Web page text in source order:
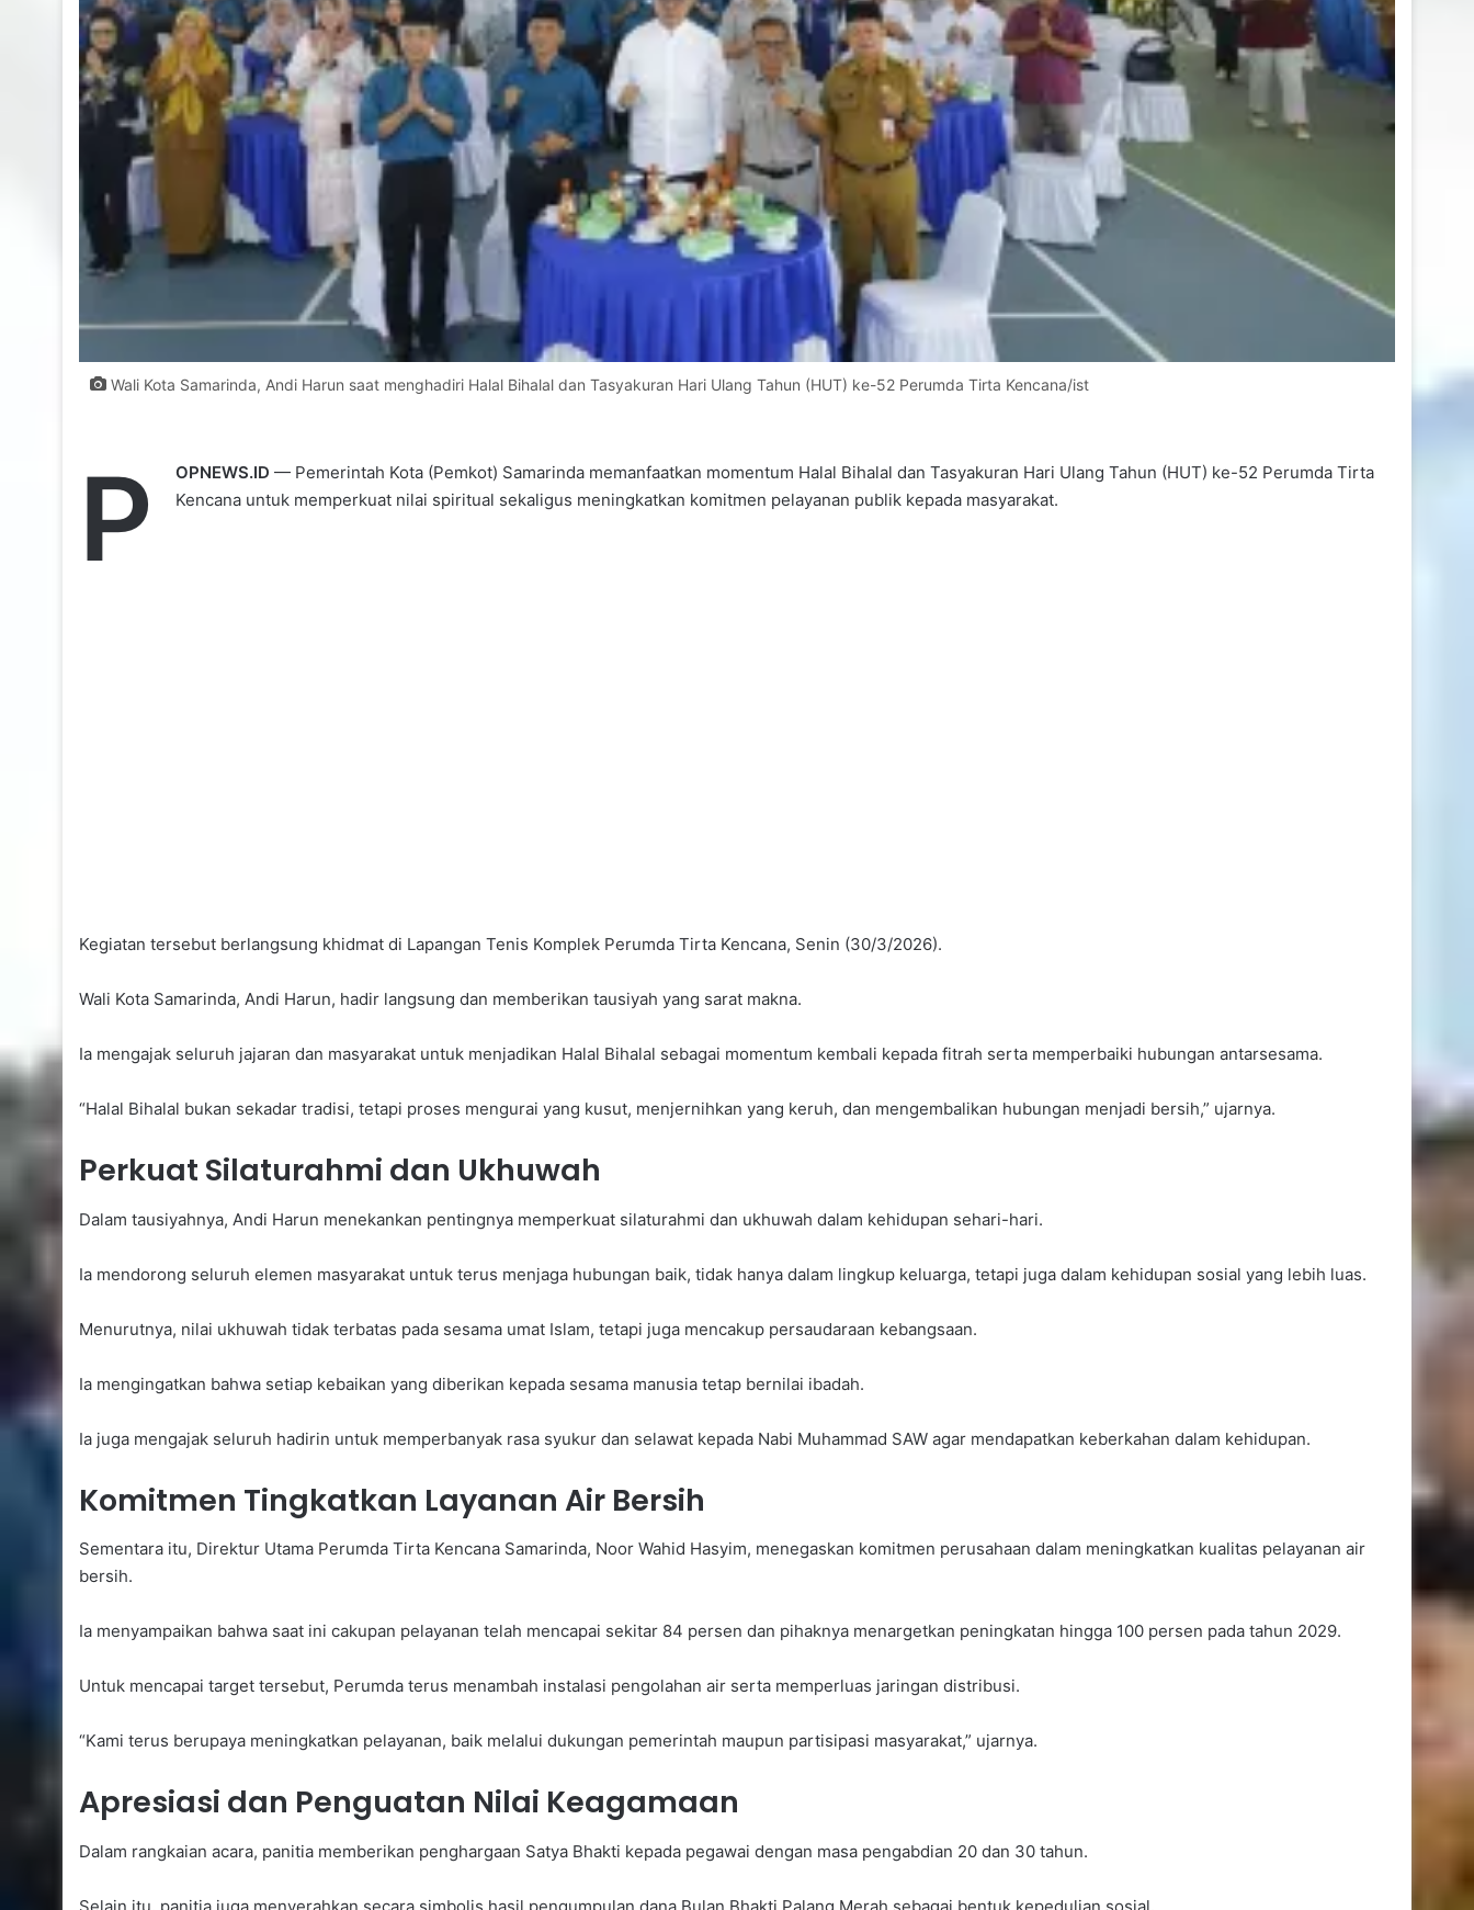
Wali Kota Samarinda, Andi Harun saat menghadiri Halal Bihalal dan Tasyakuran Hari Ulang Tahun (HUT) ke-52 Perumda Tirta Kencana/ist
P OPNEWS.ID — Pemerintah Kota (Pemkot) Samarinda memanfaatkan momentum Halal Bihalal dan Tasyakuran Hari Ulang Tahun (HUT) ke-52 Perumda Tirta
Kencana untuk memperkuat nilai spiritual sekaligus meningkatkan komitmen pelayanan publik kepada masyarakat.
Kegiatan tersebut berlangsung khidmat di Lapangan Tenis Komplek Perumda Tirta Kencana, Senin (30/3/2026).
Wali Kota Samarinda, Andi Harun, hadir langsung dan memberikan tausiyah yang sarat makna.
Ia mengajak seluruh jajaran dan masyarakat untuk menjadikan Halal Bihalal sebagai momentum kembali kepada fitrah serta memperbaiki hubungan antarsesama.
“Halal Bihalal bukan sekadar tradisi, tetapi proses mengurai yang kusut, menjernihkan yang keruh, dan mengembalikan hubungan menjadi bersih,” ujarnya.
Perkuat Silaturahmi dan Ukhuwah
Dalam tausiyahnya, Andi Harun menekankan pentingnya memperkuat silaturahmi dan ukhuwah dalam kehidupan sehari-hari.
Ia mendorong seluruh elemen masyarakat untuk terus menjaga hubungan baik, tidak hanya dalam lingkup keluarga, tetapi juga dalam kehidupan sosial yang lebih luas.
Menurutnya, nilai ukhuwah tidak terbatas pada sesama umat Islam, tetapi juga mencakup persaudaraan kebangsaan.
Ia mengingatkan bahwa setiap kebaikan yang diberikan kepada sesama manusia tetap bernilai ibadah.
Ia juga mengajak seluruh hadirin untuk memperbanyak rasa syukur dan selawat kepada Nabi Muhammad SAW agar mendapatkan keberkahan dalam kehidupan.
Komitmen Tingkatkan Layanan Air Bersih
Sementara itu, Direktur Utama Perumda Tirta Kencana Samarinda, Noor Wahid Hasyim, menegaskan komitmen perusahaan dalam meningkatkan kualitas pelayanan air
bersih.
Ia menyampaikan bahwa saat ini cakupan pelayanan telah mencapai sekitar 84 persen dan pihaknya menargetkan peningkatan hingga 100 persen pada tahun 2029.
Untuk mencapai target tersebut, Perumda terus menambah instalasi pengolahan air serta memperluas jaringan distribusi.
“Kami terus berupaya meningkatkan pelayanan, baik melalui dukungan pemerintah maupun partisipasi masyarakat,” ujarnya.
Apresiasi dan Penguatan Nilai Keagamaan
Dalam rangkaian acara, panitia memberikan penghargaan Satya Bhakti kepada pegawai dengan masa pengabdian 20 dan 30 tahun.
Layanan Kesehatan di Tengah
Samarinda Dorong Pemkot